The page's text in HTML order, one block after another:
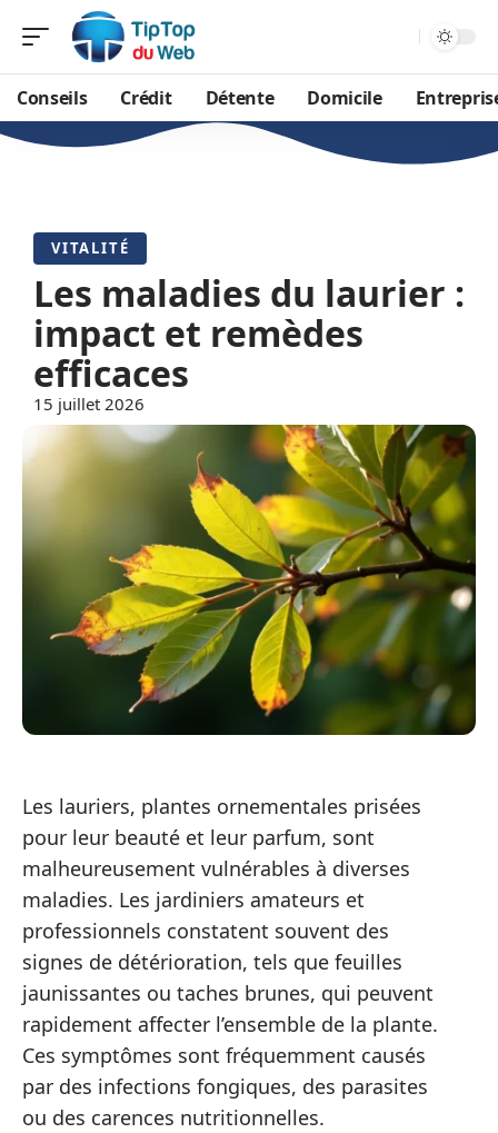
Conseils Crédit Détente Domicile
VITALITÉ
Les maladies du laurier :
impact et remèdes
efficaces
15 juillet 2026
Les lauriers, plantes ornementales prisées
pour leur beauté et leur parfum, sont
malheureusement vulnérables à diverses
maladies. Les jardiniers amateurs et
professionnels constatent souvent des
signes de détérioration, tels que feuilles
jaunissantes ou taches brunes, qui peuvent
rapidement affecter l’ensemble de la plante.
Ces symptômes sont fréquemment causés
par des infections fongiques, des parasites
ou des carences nutritionnelles.